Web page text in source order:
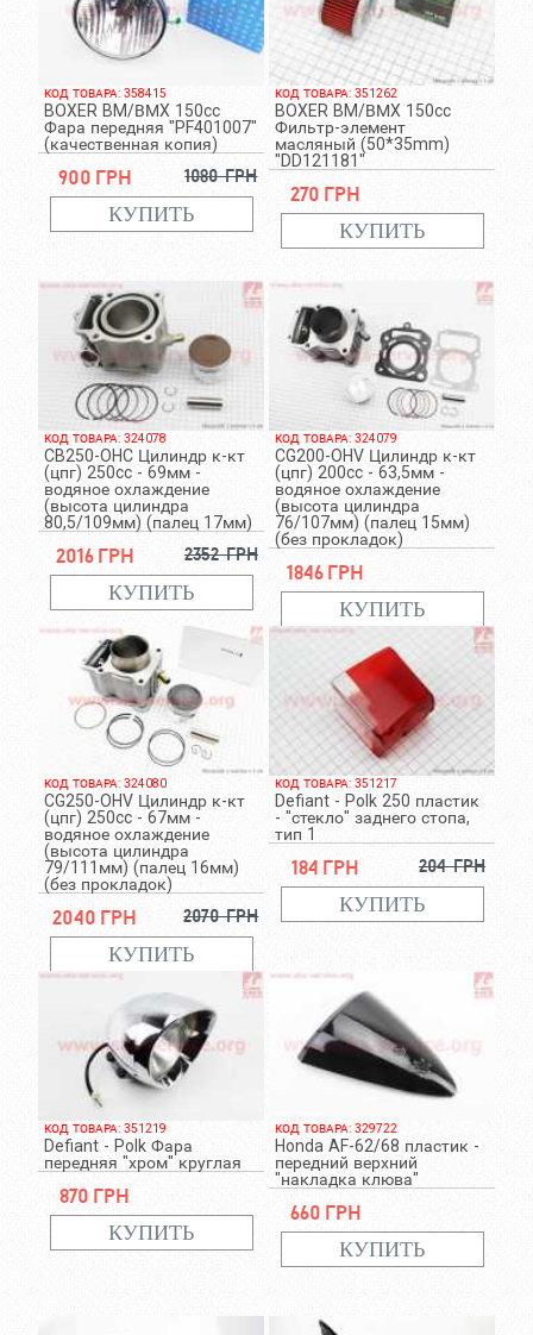
КОД ТОВАРА: 358415
BOXER BM/ВМX 150cc
Фара передняя "PF401007"
(качественная копия)
900 грн 1080 грн
КОД ТОВАРА: 351262
BOXER BM/ВМX 150cc
Фильтр-элемент
масляный (50*35mm)
"DD121181"
270 грн
КОД ТОВАРА: 324078
CB250-OHC Цилиндр к-кт
(цпг) 250cc - 69мм -
водяное охлаждение
(высота цилиндра
80,5/109мм) (палец 17мм)
2016 грн 2352 грн
КОД ТОВАРА: 324079
CG200-OHV Цилиндр к-кт
(цпг) 200cc - 63,5мм -
водяное охлаждение
(высота цилиндра
76/107мм) (палец 15мм)
(без прокладок)
1846 грн
КОД ТОВАРА: 324080
CG250-OHV Цилиндр к-кт
(цпг) 250cc - 67мм -
водяное охлаждение
(высота цилиндра
79/111мм) (палец 16мм)
(без прокладок)
2040 грн 2070 грн
КОД ТОВАРА: 351217
Defiant - Polk 250 пластик
- "стекло" заднего стопа,
тип 1
184 грн 204 грн
КОД ТОВАРА: 351219
Defiant - Polk Фара
передняя "хром" круглая
870 грн
КОД ТОВАРА: 329722
Honda AF-62/68 пластик -
передний верхний
"накладка клюва"
660 грн